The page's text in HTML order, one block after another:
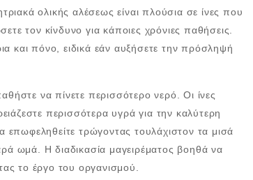
ολικής αλέσεως είναι πλούσια σε ίνες που
τον κίνδυνο για κάποιες χρόνιες παθήσεις.
και πόνο, ειδικά εάν αυξήσετε την πρόσληψή
να πίνετε περισσότερο νερό. Οι ίνες
περισσότερα υγρά για την καλύτερη
επωφεληθείτε τρώγοντας τουλάχιστον τα μισά
ωμά. Η διαδικασία μαγειρέματος βοηθά να
το έργο του οργανισμού.